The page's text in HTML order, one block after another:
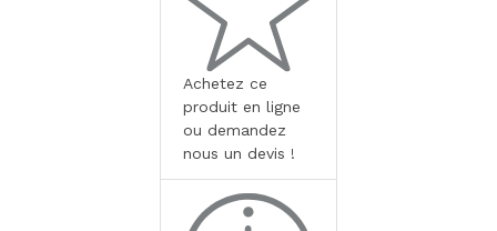
Achetez ce
produit en ligne
ou demandez
nous un devis !